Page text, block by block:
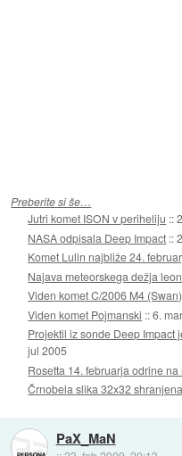
Preberite si še…
Jutri komet ISON v periheliju ::
NASA odpisala Deep Impact ::
Komet Lulin najbliže 24.
Najava meteorskega dežja
Viden komet C/2006 M4 (Swan)
Viden komet Pojmanski ::6.
Projektil iz sonde Deep Impact
jul 2005
Rosetta 14. februarja odrine
Črnobela slika 32x32
PaX_MaN